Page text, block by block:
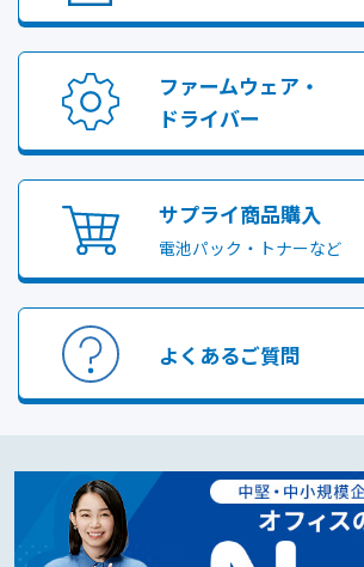
ファームウェア・
ドライバー
サプライ商品購入
電池パック・トナーなど
よくあるご質問